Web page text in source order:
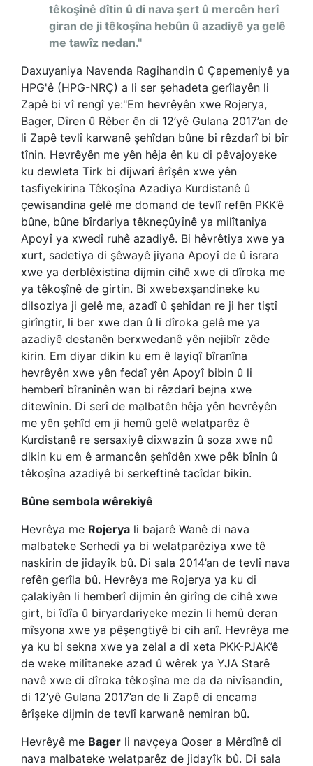
têkoşînê dîtin û di nava şert û mercên herî
giran de ji têkoşîna hebûn û azadiyê ya gelê
me tawîz nedan."
Daxuyaniya Navenda Ragihandin û Çapemeniyê ya
HPG'ê (HPG-NRÇ) a li ser şehadeta gerîlayên li
Zapê bi vî rengî ye:"Em hevrêyên xwe Rojerya,
Bager, Dîren û Rêber ên di 12’yê Gulana 2017’an de
li Zapê tevlî karwanê şehîdan bûne bi rêzdarî bi bîr
tînin. Hevrêyên me yên hêja ên ku di pêvajoyeke
ku dewleta Tirk bi dijwarî êrîşên xwe yên
tasfiyekirina Têkoşîna Azadiya Kurdistanê û
çewisandina gelê me domand de tevlî refên PKK’ê
bûne, bûne bîrdariya têkneçûyînê ya milîtaniya
Apoyî ya xwedî ruhê azadiyê. Bi hêvrêtiya xwe ya
xurt, sadetiya di şêwayê jiyana Apoyî de û israra
xwe ya derblêxistina dijmin cihê xwe di dîroka me
ya têkoşînê de girtin. Bi xwebexşandineke ku
dilsoziya ji gelê me, azadî û şehîdan re ji her tiştî
girîngtir, li ber xwe dan û li dîroka gelê me ya
azadiyê destanên berxwedanê yên nejibîr zêde
kirin. Em diyar dikin ku em ê layiqî bîranîna
hevrêyên xwe yên fedaî yên Apoyî bibin û li
hemberî bîranînên wan bi rêzdarî bejna xwe
ditewînin. Di serî de malbatên hêja yên hevrêyên
me yên şehîd em ji hemû gelê welatparêz ê
Kurdistanê re sersaxiyê dixwazin û soza xwe nû
dikin ku em ê armancên şehîdên xwe pêk bînin û
têkoşîna azadiyê bi serkeftinê tacîdar bikin.
Bûne sembola wêrekiyê
Hevrêya me Rojerya li bajarê Wanê di nava
malbateke Serhedî ya bi welatparêziya xwe tê
naskirin de jidayîk bû. Di sala 2014’an de tevlî nava
refên gerîla bû. Hevrêya me Rojerya ya ku di
çalakiyên li hemberî dijmin ên girîng de cihê xwe
girt, bi îdîa û biryardariyeke mezin li hemû deran
mîsyona xwe ya pêşengtiyê bi cih anî. Hevrêya me
ya ku bi sekna xwe ya zelal a di xeta PKK-PJAK’ê
de weke milîtaneke azad û wêrek ya YJA Starê
navê xwe di dîroka têkoşîna me da da nivîsandin,
di 12’yê Gulana 2017’an de li Zapê di encama
êrîşeke dijmin de tevlî karwanê nemiran bû.
Hevrêyê me Bager li navçeya Qoser a Mêrdînê di
nava malbateke welatparêz de jidayîk bû. Di sala